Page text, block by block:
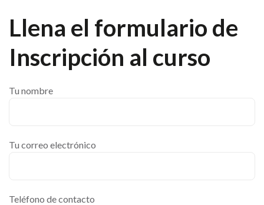
Llena el formulario de
Inscripción al curso
Tu nombre
Tu correo electrónico
Teléfono de contacto